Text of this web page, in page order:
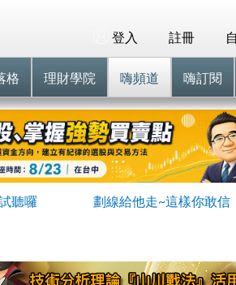
註冊
登入
格 理財學院 嗨頻道 嗨訂閱
聽囉 劃線給他走~這樣你敢信